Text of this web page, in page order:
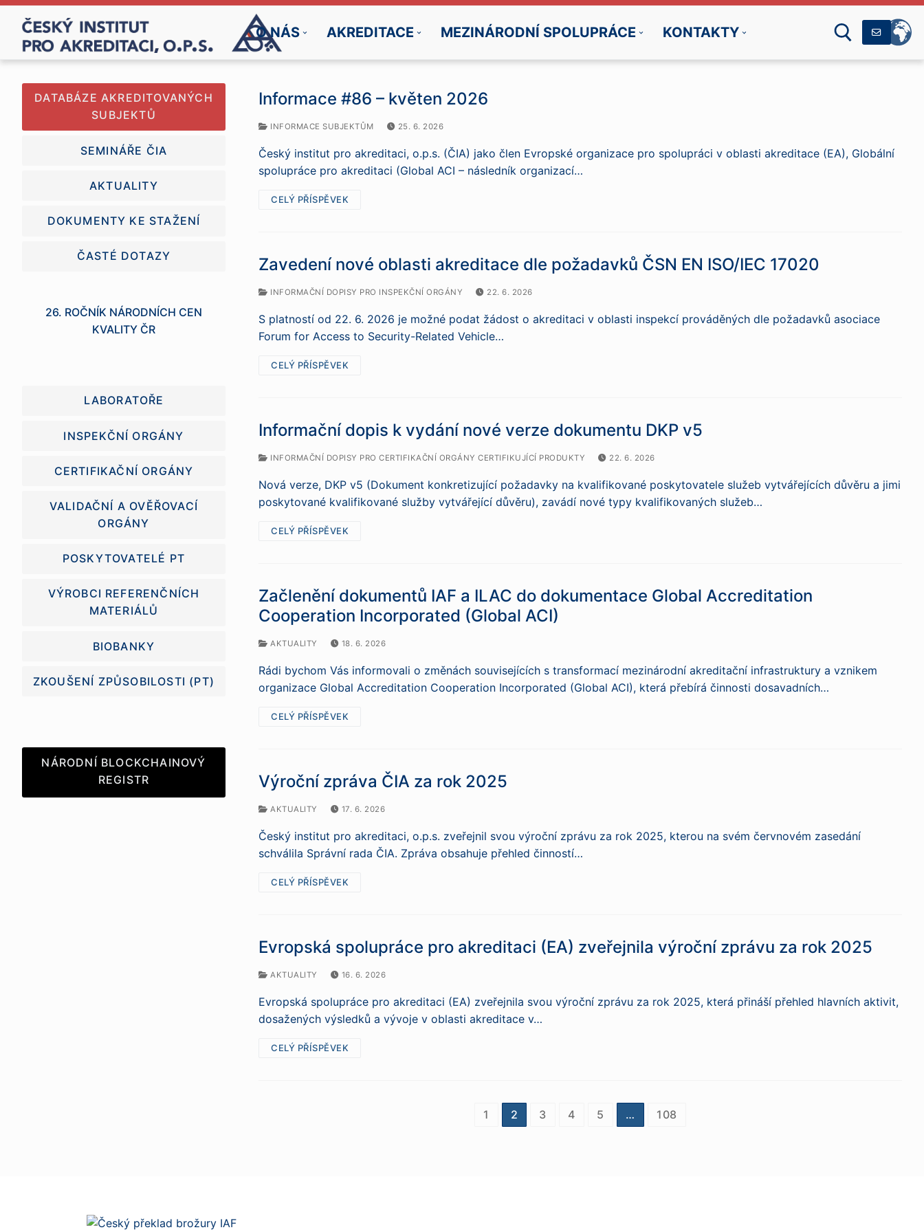
Přeskočit
obsah
O NÁS AKREDITACE MEZINÁRODNÍ SPOLUPRÁCE KONTAKTY
Informace #86 – květen 2026
INFORMACE SUBJEKTŮM 25. 6. 2026
Český institut pro akreditaci, o.p.s. (ČIA) jako člen Evropské organizace pro spolupráci v oblasti akreditace (EA), Globální
spolupráce pro akreditaci (Global ACI – následník organizací…
CELÝ PŘÍSPĚVEK
Zavedení nové oblasti akreditace dle požadavků ČSN EN ISO/IEC 17020
INFORMAČNÍ DOPISY PRO INSPEKČNÍ ORGÁNY 22. 6. 2026
S platností od 22. 6. 2026 je možné podat žádost o akreditaci v oblasti inspekcí prováděných dle požadavků asociace
Forum for Access to Security-Related Vehicle…
CELÝ PŘÍSPĚVEK
Informační dopis k vydání nové verze dokumentu DKP v5
INFORMAČNÍ DOPISY PRO CERTIFIKAČNÍ ORGÁNY CERTIFIKUJÍCÍ PRODUKTY 22. 6. 2026
Nová verze, DKP v5 (Dokument konkretizující požadavky na kvalifikované poskytovatele služeb vytvářejících důvěru a jimi
poskytované kvalifikované služby vytvářející důvěru), zavádí nové typy kvalifikovaných služeb…
CELÝ PŘÍSPĚVEK
Začlenění dokumentů IAF a ILAC do dokumentace Global Accreditation
Cooperation Incorporated (Global ACI)
AKTUALITY 18. 6. 2026
Rádi bychom Vás informovali o změnách souvisejících s transformací mezinárodní akreditační infrastruktury a vznikem
organizace Global Accreditation Cooperation Incorporated (Global ACI), která přebírá činnosti dosavadních…
CELÝ PŘÍSPĚVEK
Výroční zpráva ČIA za rok 2025
AKTUALITY 17. 6. 2026
Český institut pro akreditaci, o.p.s. zveřejnil svou výroční zprávu za rok 2025, kterou na svém červnovém zasedání
schválila Správní rada ČIA. Zpráva obsahuje přehled činností…
CELÝ PŘÍSPĚVEK
Evropská spolupráce pro akreditaci (EA) zveřejnila výroční zprávu za rok 2025
AKTUALITY 16. 6. 2026
Evropská spolupráce pro akreditaci (EA) zveřejnila svou výroční zprávu za rok 2025, která přináší přehled hlavních aktivit,
dosažených výsledků a vývoje v oblasti akreditace v…
CELÝ PŘÍSPĚVEK
1 2 3 4 5 … 108
DATABÁZE AKREDITOVANÝCH
SUBJEKTŮ
SEMINÁŘE ČIA
AKTUALITY
DOKUMENTY KE STAŽENÍ
ČASTÉ DOTAZY
26. ROČNÍK NÁRODNÍCH CEN
KVALITY ČR
LABORATOŘE
INSPEKČNÍ ORGÁNY
CERTIFIKAČNÍ ORGÁNY
VALIDAČNÍ A OVĚŘOVACÍ
ORGÁNY
POSKYTOVATELÉ PT
VÝROBCI REFERENČNÍCH
MATERIÁLŮ
BIOBANKY
ZKOUŠENÍ ZPŮSOBILOSTI (PT)
NÁRODNÍ BLOCKCHAINOVÝ
REGISTR